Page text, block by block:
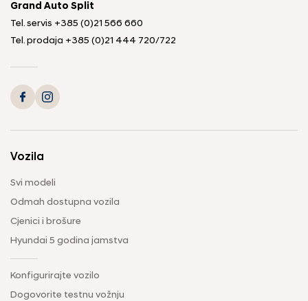
Grand Auto Split
Tel. servis +385 (0)21 566 660
Tel. prodaja +385 (0)21 444 720/722
Vozila
Svi modeli
Odmah dostupna vozila
Cjenici i brošure
Hyundai 5 godina jamstva
Konfigurirajte vozilo
Dogovorite testnu vožnju